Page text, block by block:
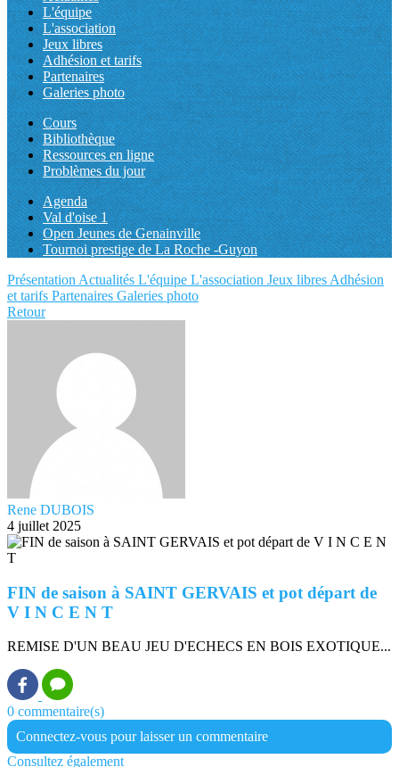
L'équipe
L'association
Jeux libres
Adhésion et tarifs
Partenaires
Galeries photo
Cours
Bibliothèque
Ressources en ligne
Problèmes du jour
Agenda
Val d'oise 1
Open Jeunes de Genainville
Tournoi prestige de La Roche -Guyon
Présentation Actualités L'équipe L'association Jeux libres Adhésion
et tarifs Partenaires Galeries photo
Retour
Rene DUBOIS
4 juillet 2025
FIN de saison à SAINT GERVAIS et pot départ de
V I N C E N T
REMISE D'UN BEAU JEU D'ECHECS EN BOIS EXOTIQUE...
0 commentaire(s)
Connectez-vous pour laisser un commentaire
Consultez également